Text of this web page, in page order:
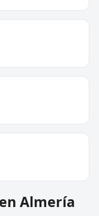
Almería